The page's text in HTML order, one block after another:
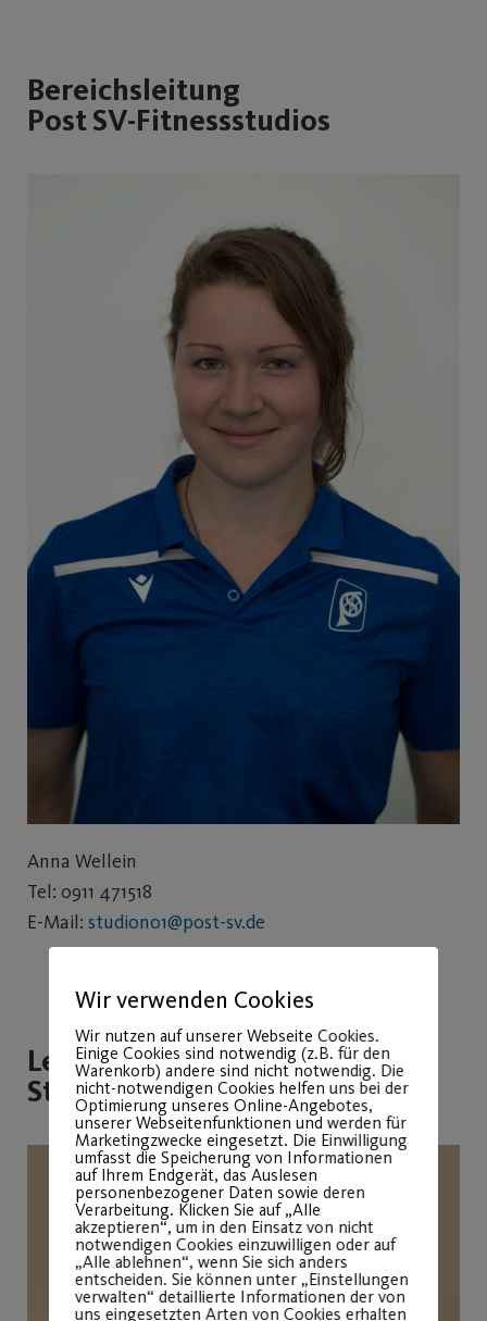
Bereichsleitung
Post SV-Fitnessstudios
Anna Wellein
Tel: 0911 471518
E-Mail: studiono1@post-sv.de
Leitung Trainingsfläche
Studio N°1
Wir verwenden Cookies
Wir nutzen auf unserer Webseite Cookies.
Einige Cookies sind notwendig (z.B. für den
Warenkorb) andere sind nicht notwendig. Die
nicht-notwendigen Cookies helfen uns bei der
Optimierung unseres Online-Angebotes,
unserer Webseitenfunktionen und werden für
Marketingzwecke eingesetzt. Die Einwilligung
umfasst die Speicherung von Informationen
auf Ihrem Endgerät, das Auslesen
personenbezogener Daten sowie deren
Verarbeitung. Klicken Sie auf „Alle
akzeptieren“, um in den Einsatz von nicht
notwendigen Cookies einzuwilligen oder auf
„Alle ablehnen“, wenn Sie sich anders
entscheiden. Sie können unter „Einstellungen
verwalten“ detaillierte Informationen der von
uns eingesetzten Arten von Cookies erhalten